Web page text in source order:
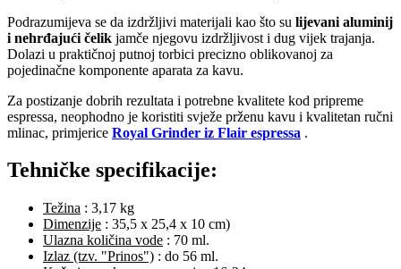
Podrazumijeva se da izdržljivi materijali kao što su lijevani aluminij
i nehrđajući čelik jamče njegovu izdržljivost i dug vijek trajanja.
Dolazi u praktičnoj putnoj torbici precizno oblikovanoj za
pojedinačne komponente aparata za kavu.
Za postizanje dobrih rezultata i potrebne kvalitete kod pripreme
espressa, neophodno je koristiti svježe prženu kavu i kvalitetan ručni
mlinac, primjerice Royal Grinder iz Flair espressa .
Tehničke specifikacije:
Težina : 3,17 kg
Dimenzije : 35,5 x 25,4 x 10 cm)
Ulazna količina vode : 70 ml.
Izlaz (tzv. "Prinos") : do 56 ml.